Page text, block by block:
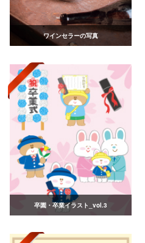
ワインセラーの写真
卒園・卒業イラスト_vol.3